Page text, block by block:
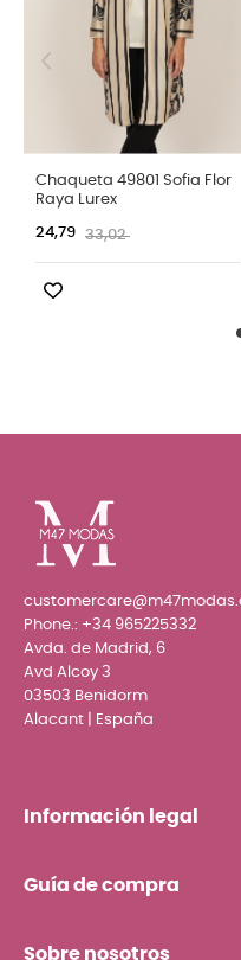
Chaqueta 49801 Sofia Flor
Raya Lurex
33,02
24,79
Phone.: +34 965225332
Avda. de Madrid, 6
Avd Alcoy 3
03503 Benidorm
Alacant | España
Información legal
Guía de compra
Sobre nosotros